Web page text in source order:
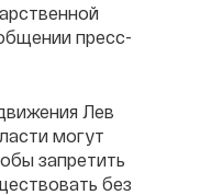
пресс-
Лев
могут
запретить
без